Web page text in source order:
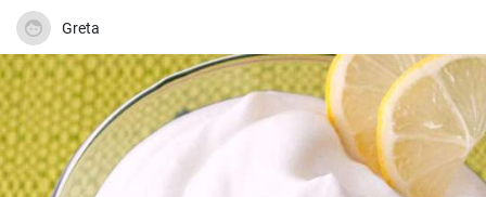
gehört zu den Fitness-Rezepten.
Greta